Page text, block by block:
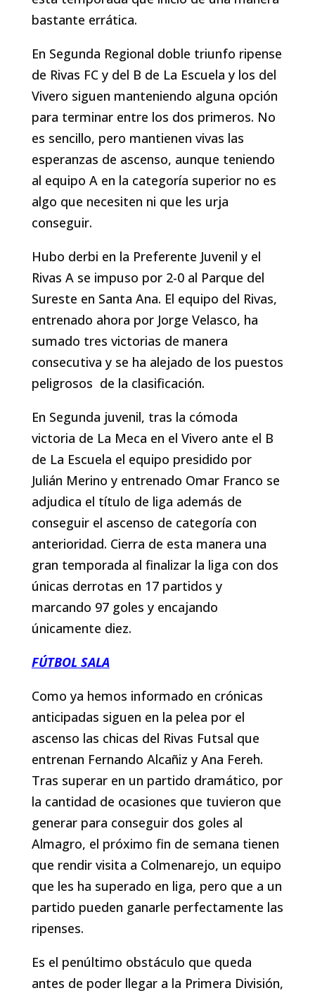
bastante errática.
En Segunda Regional doble triunfo ripense
de Rivas FC y del B de La Escuela y los del
Vivero siguen manteniendo alguna opción
para terminar entre los dos primeros. No
es sencillo, pero mantienen vivas las
esperanzas de ascenso, aunque teniendo
al equipo A en la categoría superior no es
algo que necesiten ni que les urja
conseguir.
Hubo derbi en la Preferente Juvenil y el
Rivas A se impuso por 2-0 al Parque del
Sureste en Santa Ana. El equipo del Rivas,
entrenado ahora por Jorge Velasco, ha
sumado tres victorias de manera
consecutiva y se ha alejado de los puestos
peligrosos de la clasificación.
En Segunda juvenil, tras la cómoda
victoria de La Meca en el Vivero ante el B
de La Escuela el equipo presidido por
Julián Merino y entrenado Omar Franco se
adjudica el título de liga además de
conseguir el ascenso de categoría con
anterioridad. Cierra de esta manera una
gran temporada al finalizar la liga con dos
únicas derrotas en 17 partidos y
marcando 97 goles y encajando
únicamente diez.
FÚTBOL SALA
Como ya hemos informado en crónicas
anticipadas siguen en la pelea por el
ascenso las chicas del Rivas Futsal que
entrenan Fernando Alcañiz y Ana Fereh.
Tras superar en un partido dramático, por
la cantidad de ocasiones que tuvieron que
generar para conseguir dos goles al
Almagro, el próximo fin de semana tienen
que rendir visita a Colmenarejo, un equipo
que les ha superado en liga, pero que a un
partido pueden ganarle perfectamente las
ripenses.
Es el penúltimo obstáculo que queda
antes de poder llegar a la Primera División,